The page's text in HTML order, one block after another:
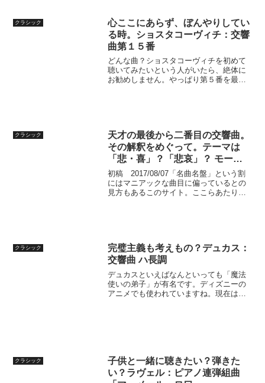
クラシック
心ここにあらず、ぼんやりしてい
る時。ショスタコーヴィチ：交響
曲第１５番
どんな曲？ショスタコーヴィチを初めて
聴いてみたいという人がいたら、絶体に
お勧めしません。やっぱり第５番を最初
クラシック
天才の最後から二番目の交響曲。
その解釈をめぐって。テーマは
「悲・喜」？「悲哀」？ モーツ
ァルト：交響曲第４０番
初稿 2017/08/07「名曲名盤」という割
にはマニアックな曲目に偏っているとの
見方もあるこのサイト。ここらあたりで
クラシック
完璧主義も考えもの？デュカス：
交響曲 ハ長調
デュカスといえばなんといっても「魔法
使いの弟子」が有名です。ディズニーの
アニメでも使われていますね。現在はデ
クラシック
子供と一緒に聴きたい？弾きた
い？ラヴェル：ピアノ連弾組曲